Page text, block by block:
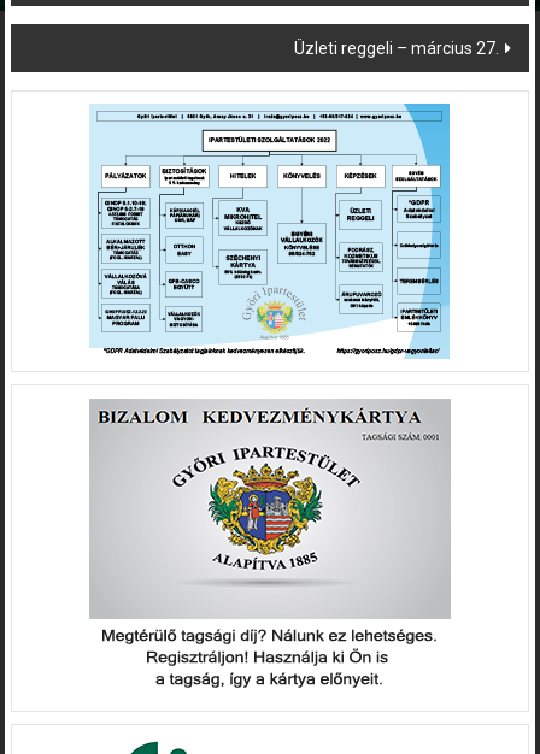
navigation
Üzleti reggeli – március 27.